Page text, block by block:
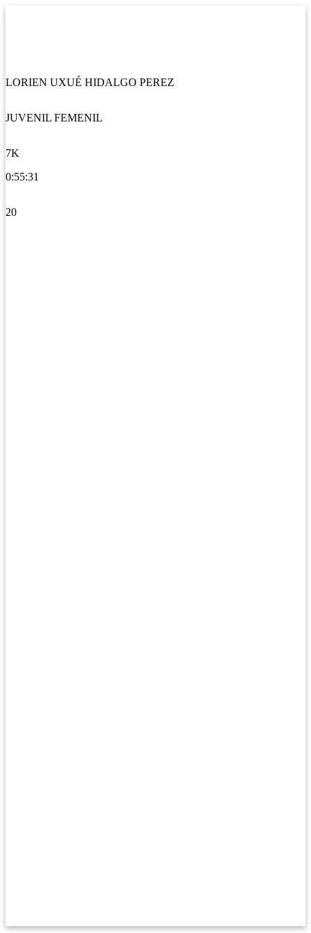
LORIEN UXUÉ HIDALGO PEREZ
JUVENIL FEMENIL
7K
0:55:31
20